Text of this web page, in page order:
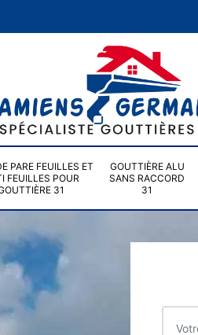
PARE FEUILLES ET
FEUILLES POUR
31
GOUTTIÈRE ALU
SANS RACCORD
31